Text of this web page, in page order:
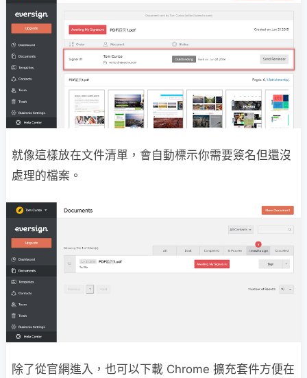
就像這樣放在文件清單，會自動標示你需要簽名但還沒
處理的檔案。
除了從官網進入，也可以下載 Chrome 擴充套件方便在